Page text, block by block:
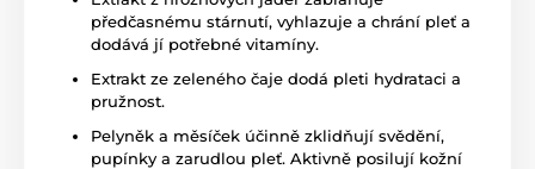
předčasnému stárnutí, vyhlazuje a chrání pleť a
dodává jí potřebné vitamíny.
Extrakt ze zeleného čaje dodá pleti hydrataci a
pružnost.
Pelyněk a měsíček účinně zklidňují svědění,
pupínky a zarudlou pleť. Aktivně posilují kožní